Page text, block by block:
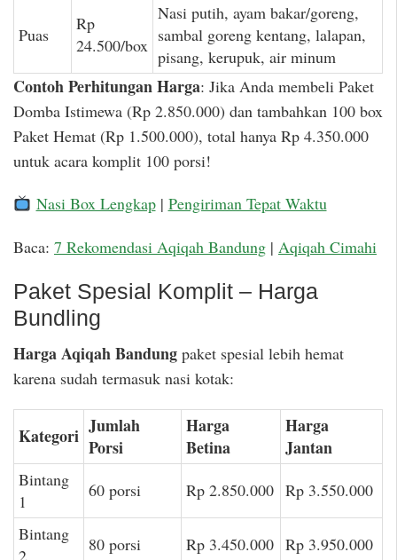
Puas
Rp
24.500/box
Nasi putih, ayam bakar/goreng,
sambal goreng kentang, lalapan,
pisang, kerupuk, air minum
Contoh Perhitungan Harga: Jika Anda membeli Paket
Domba Istimewa (Rp 2.850.000) dan tambahkan 100 box
Paket Hemat (Rp 1.500.000), total hanya Rp 4.350.000
untuk acara komplit 100 porsi!
Nasi Box Lengkap| Pengiriman Tepat Waktu
Baca: 7 Rekomendasi Aqiqah Bandung | Aqiqah Cimahi
Paket Spesial Komplit – Harga
Bundling
Harga Aqiqah Bandung paket spesial lebih hemat
karena sudah termasuk nasi kotak:
Kategori Jumlah
Porsi
Harga
Betina
Harga
Jantan
Bintang
1
60 porsi Rp 2.850.000 Rp 3.550.000
Bintang
2
80 porsi Rp 3.450.000 Rp 3.950.000